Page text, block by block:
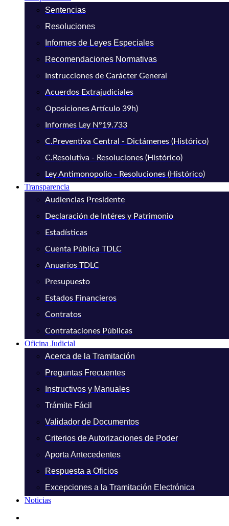
Sentencias
Resoluciones
Informes de Leyes Especiales
Recomendaciones Normativas
Instrucciones de Carácter General
Acuerdos Extrajudiciales
Oposiciones Artículo 39h)
Informes Ley N°19.733
C.Preventiva Central - Dictámenes (Histórico)
C.Resolutiva - Resoluciones (Histórico)
Ley Antimonopolio - Resoluciones (Histórico)
Transparencia
Audiencias Presidente
Declaración de Intéres y Patrimonio
Estadísticas
Cuenta Pública TDLC
Anuarios TDLC
Presupuesto
Estados Financieros
Contratos
Contrataciones Públicas
Oficina Judicial
Acerca de la Tramitación
Preguntas Frecuentes
Instructivos y Manuales
Trámite Fácil
Validador de Documentos
Criterios de Autorizaciones de Poder
Aporta Antecedentes
Respuesta a Oficios
Excepciones a la Tramitación Electrónica
Noticias